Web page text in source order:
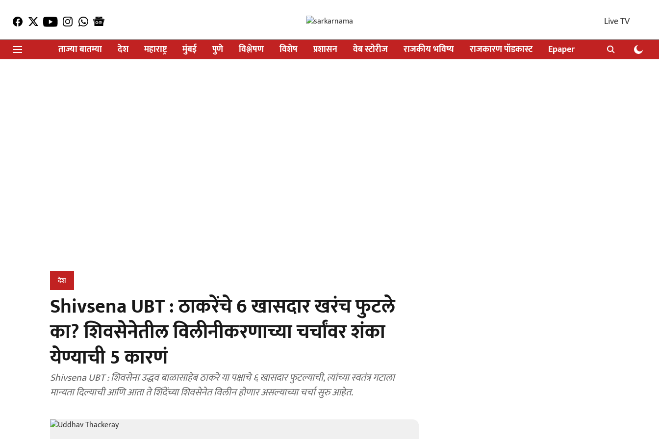
Live TV
ताज्या बातम्या
देश महाराष्ट्र मुंबई पुणे विश्लेषण विशेष प्रशासन वेब स्टोरीज राजकीय भविष्य राजकारण पॉडकास्ट Epaper
देश
Shivsena UBT : ठाकरेंचे 6 खासदार खरंच फुटले
का? शिवसेनेतील विलीनीकरणाच्या चर्चांवर शंका
येण्याची 5 कारणं
Shivsena UBT : शिवसेना उद्धव बाळासाहेब ठाकरे या पक्षाचे ६ खासदार फुटल्याची, त्यांच्या स्वतंत्र गटाला
मान्यता दिल्याची आणि आता ते शिंदेंच्या शिवसेनेत विलीन होणार असल्याच्या चर्चा सुरु आहेत.